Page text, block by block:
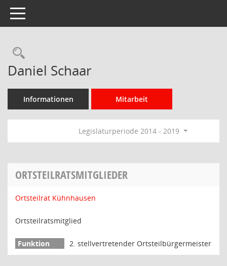
Toggle navigation
Rechercheauswahl
Daniel Schaar
Informationen Mitarbeit
Legislaturperiode 2014 - 2019
ORTSTEILRATSMITGLIEDER
Ortsteilrat Kühnhausen
Ortsteilratsmitglied
2. stellvertretender Ortsteilbürgermeister